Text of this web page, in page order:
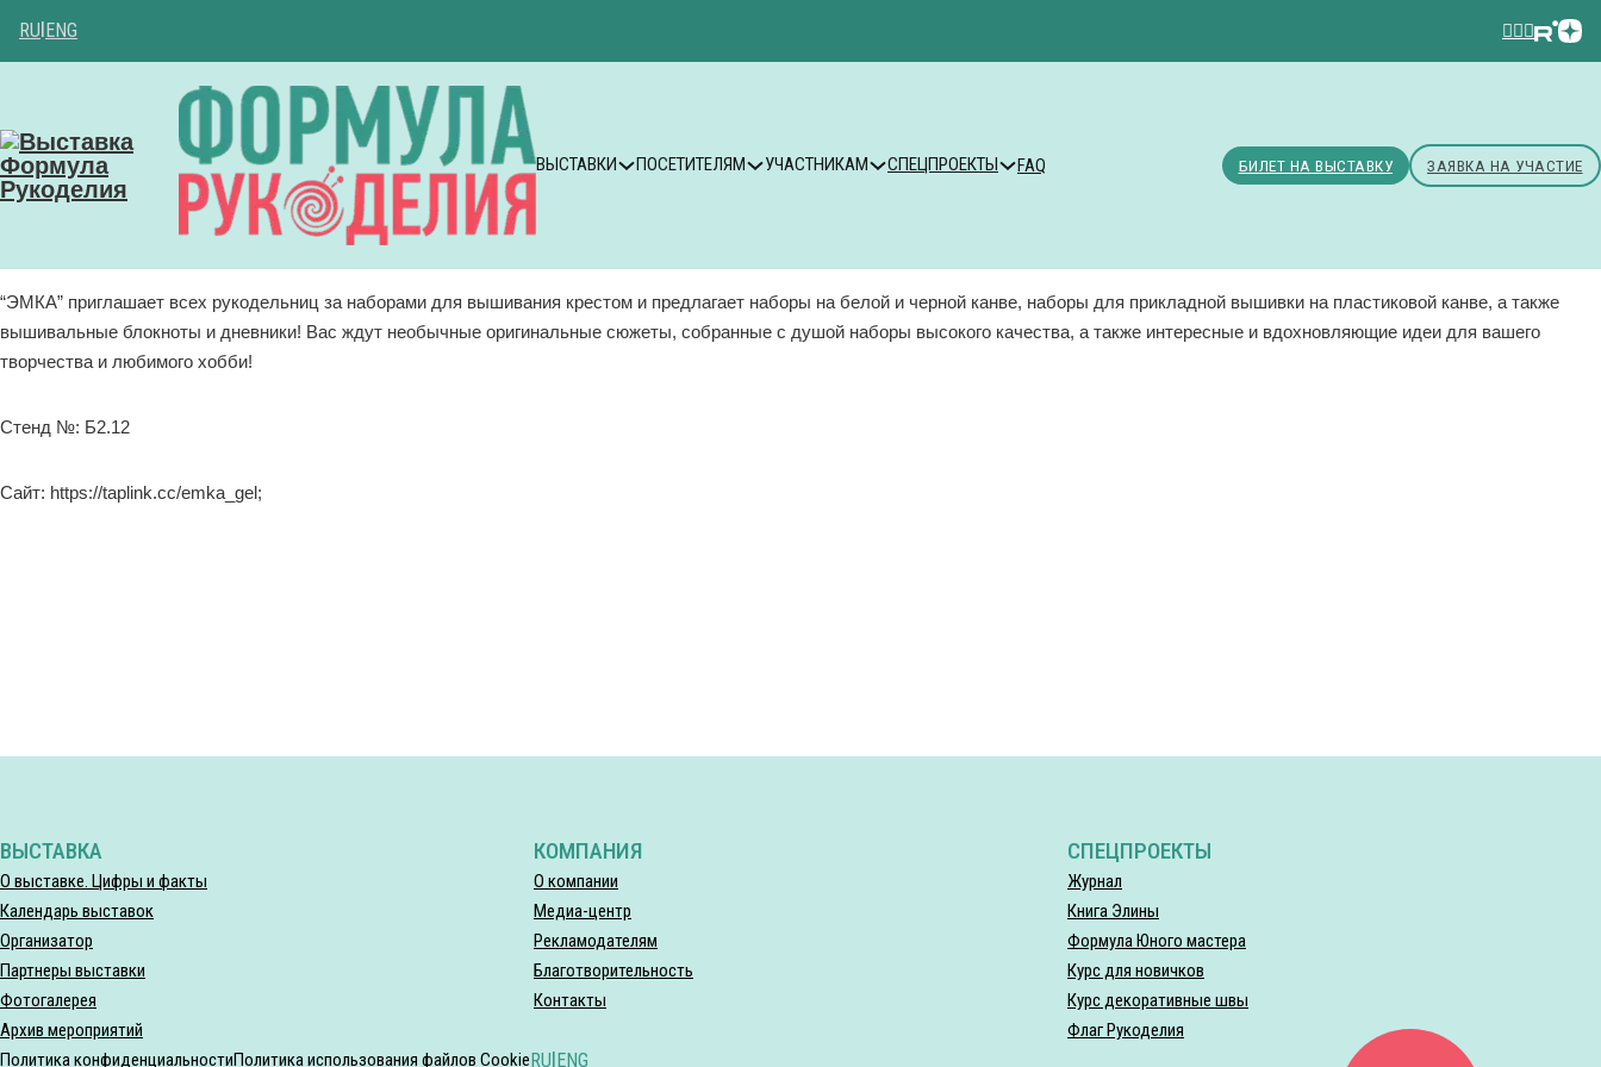
RU ENG
ВЫСТАВКИ ПОСЕТИТЕЛЯМ УЧАСТНИКАМ СПЕЦПРОЕКТЫ FAQ БИЛЕТ НА ВЫСТАВКУ ЗАЯВКА НА УЧАСТИЕ
“ЭМКА” приглашает всех рукодельниц за наборами для вышивания крестом и предлагает наборы на белой и черной канве, наборы для прикладной вышивки на пластиковой канве, а также
вышивальные блокноты и дневники! Вас ждут необычные оригинальные сюжеты, собранные с душой наборы высокого качества, а также интересные и вдохновляющие идеи для вашего
творчества и любимого хобби!
Стенд №: Б2.12
Сайт: https://taplink.cc/emka_gel;
ВЫСТАВКА
О выставке. Цифры и факты
Календарь выставок
Организатор
Партнеры выставки
Фотогалерея
Архив мероприятий
КОМПАНИЯ
О компании
Медиа-центр
Рекламодателям
Благотворительность
Контакты
СПЕЦПРОЕКТЫ
Журнал
Книга Элины
Формула Юного мастера
Курс для новичков
Курс декоративные швы
Флаг Рукоделия
Политика конфиденциальностиПолитика использования файлов CookieRU|ENG